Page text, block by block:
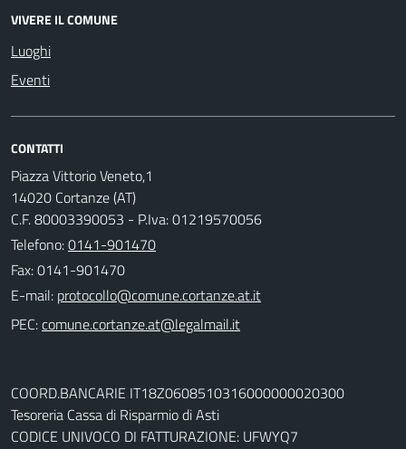
VIVERE IL COMUNE
Luoghi
Eventi
CONTATTI
Piazza Vittorio Veneto,1
14020 Cortanze (AT)
C.F. 80003390053 - P.Iva: 01219570056
Telefono:0141-901470
Fax: 0141-901470
E-mail:
PEC:
COORD.BANCARIE IT18Z0608510316000000020300
Tesoreria Cassa di Risparmio di Asti
CODICE UNIVOCO DI FATTURAZIONE: UFWYQ7